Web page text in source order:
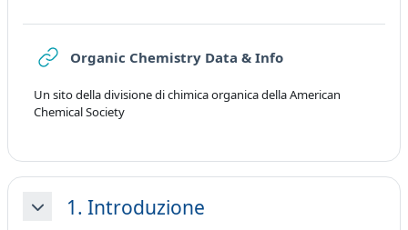
Organic Chemistry Data & InfoURL
Un sito della divisione di chimica organica della American
Chemical Society
Collapse1. Introduzione